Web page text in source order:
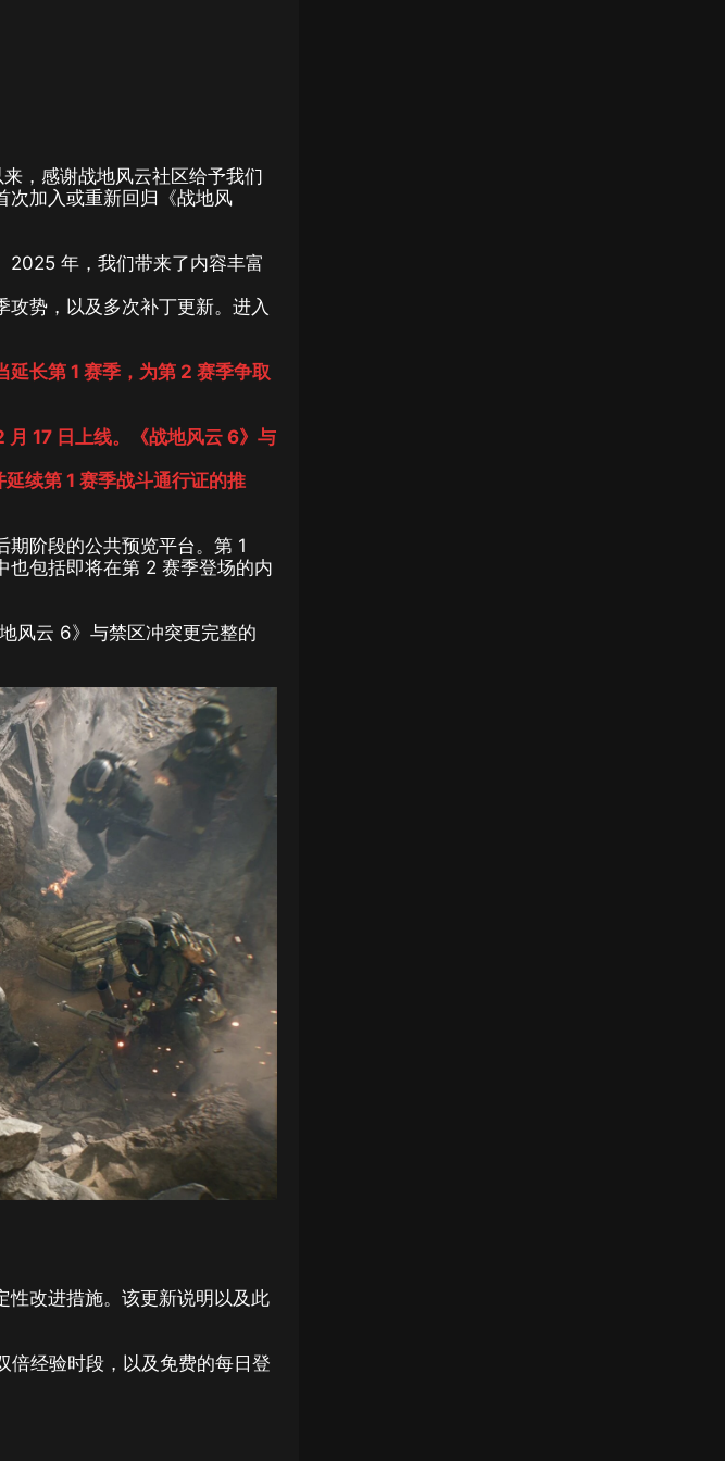
，感谢战地风云社区给予我们
次加入或重新回归《战地风
2025 年，我们带来了内容丰富
势，以及多次补丁更新。进入
长第 1 赛季，为第 2 赛季争取
17 日上线。《战地风云 6》与
续第 1 赛季战斗通行证的推
阶段的公共预览平台。第 1
也包括即将在第 2 赛季登场的内
风云 6》与禁区冲突更完整的
性改进措施。该更新说明以及此
倍经验时段，以及免费的每日登